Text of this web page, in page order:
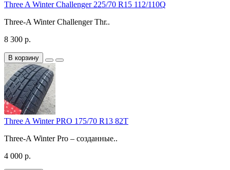
Three A Winter Challenger 225/70 R15 112/110Q
Three-A Winter Challenger Thr..
8 300 р.
В корзину
Three A Winter PRO 175/70 R13 82T
Three-A Winter Pro – созданные..
4 000 р.